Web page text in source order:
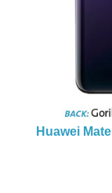
Huawei